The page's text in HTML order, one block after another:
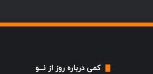
کمی درباره روز از نـــو